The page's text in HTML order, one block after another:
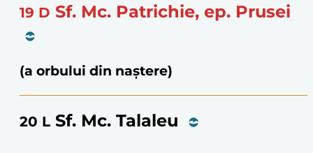
19 D Sf. Mc. Patrichie, ep. Prusei
(a orbului din naștere)
20 L Sf. Mc. Talaleu